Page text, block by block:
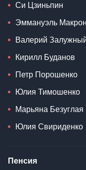
Си Цзиньпин
Эммануэль Макрон
Валерий
Кирилл Буданов
Петр Порошенко
Юлия Тимошенко
Марьяна Безуглая
Юлия Свириденко
Пенсия